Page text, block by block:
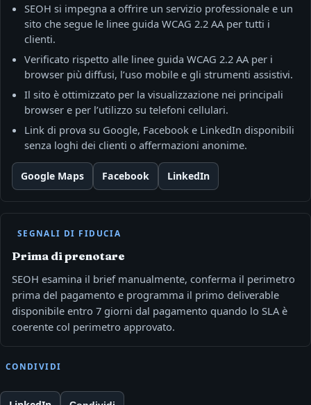
SEOH si impegna a offrire un servizio professionale e un
sito che segue le linee guida WCAG 2.2 AA per tutti i
clienti.
Verificato rispetto alle linee guida WCAG 2.2 AA per i
browser più diffusi, l’uso mobile e gli strumenti assistivi.
Il sito è ottimizzato per la visualizzazione nei principali
browser e per l’utilizzo su telefoni cellulari.
Link di prova su Google, Facebook e LinkedIn disponibili
senza loghi dei clienti o affermazioni anonime.
Google Maps Facebook LinkedIn
SEGNALI DI FIDUCIA
Prima di prenotare
SEOH esamina il brief manualmente, conferma il perimetro
prima del pagamento e programma il primo deliverable
disponibile entro 7 giorni dal pagamento quando lo SLA è
coerente col perimetro approvato.
CONDIVIDI